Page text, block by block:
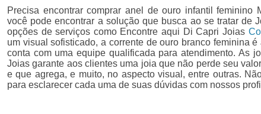
Precisa encontrar comprar anel de ouro infantil feminino
você pode encontrar a solução que busca ao se tratar de
opções de serviços como Encontre aqui Di Capri Joias
um visual sofisticado, a corrente de ouro branco feminina
conta com uma equipe qualificada para atendimento. As
Joias garante aos clientes uma joia que não perde seu
e que agrega, e muito, no aspecto visual, entre outras.
para esclarecer cada uma de suas dúvidas com nossos